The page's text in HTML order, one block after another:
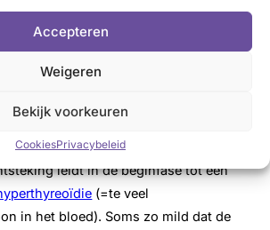
Accepteren
Weigeren
Bekijk voorkeuren
CookiesPrivacybeleid
de schildklier. Het is niet
en hoe ernstig het dan is. Van
dat ze soms
leidt in de beginfase tot een
(=te veel
in het bloed). Soms zo mild dat de